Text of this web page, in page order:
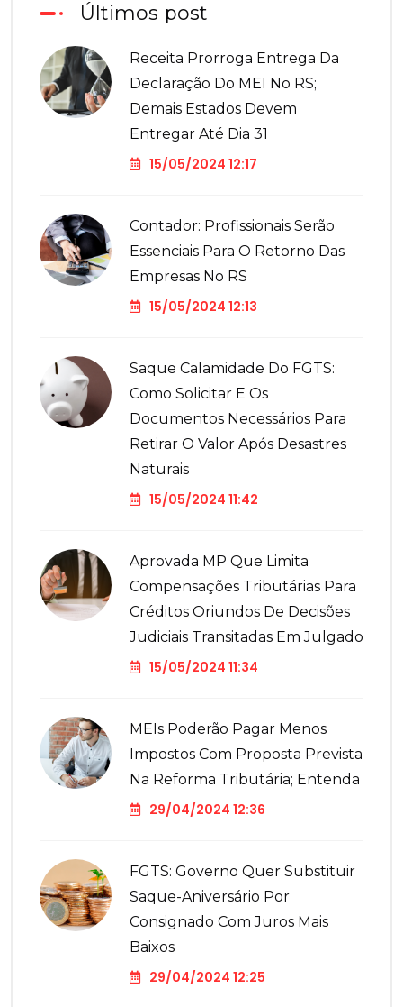
Últimos post
Receita Prorroga Entrega Da
Declaração Do MEI No RS;
Demais Estados Devem
Entregar Até Dia 31
15/05/2024 12:17
Contador: Profissionais Serão
Essenciais Para O Retorno Das
Empresas No RS
15/05/2024 12:13
Saque Calamidade Do FGTS:
Como Solicitar E Os
Documentos Necessários Para
Retirar O Valor Após Desastres
Naturais
15/05/2024 11:42
Aprovada MP Que Limita
Compensações Tributárias Para
Créditos Oriundos De Decisões
Judiciais Transitadas Em Julgado
15/05/2024 11:34
MEIs Poderão Pagar Menos
Impostos Com Proposta Prevista
Na Reforma Tributária; Entenda
29/04/2024 12:36
FGTS: Governo Quer Substituir
Saque-Aniversário Por
Consignado Com Juros Mais
Baixos
29/04/2024 12:25